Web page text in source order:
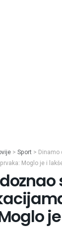
> Sport > Dinamo
Moglo je i